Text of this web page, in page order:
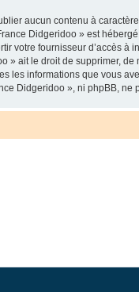
aucun contenu à
Didgeridoo » est
votre fournisseur d’accès à
» ait le droit de supprimer, de
les informations que vous
Didgeridoo », ni phpBB, ne